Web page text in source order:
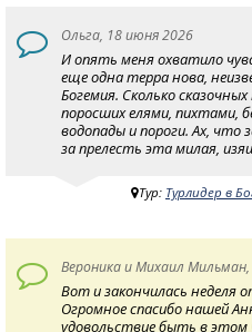
Ольга, 18 июня 2026
И опять меня охватило
еще одна терра нова,
Богемия. Сколько
поросших елями, пихтами,
водопады и пороги. Ах, что
за прелесть эта милая,
Тур: Турлидер в
Вероника и Михаил
Вот и закончилась неделя
Огромное спасибо нашей
удовольствие быть в этом